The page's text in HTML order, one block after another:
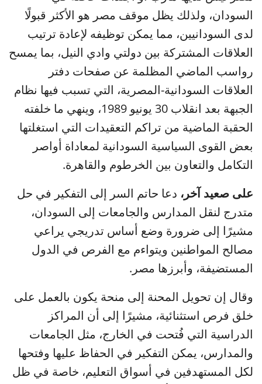
السودان، ولذلك يظل موقف مصر هو الأكثر قبولًا
لدى السودانيين، مما يمكن توظيفه لإعادة ترتيب
العلاقات المشتركة بين دولتي وادي النيل، بما يمسح
رواسب الماضي المظلمة عن صفحات دفتر
العلاقات السودانية-المصرية، التي تسبب فيها نظام
الجبهة بعد انقلاب 30 يونيو 1989، وينهي ما خلفته
الحقبة الماضية من تراكم التعقيدات التي استغلتها
بعض القوى السياسية السودانية لمعاداة أواصر
التكامل والتعاون بين الخرطوم والقاهرة.
على صعيد آخر، دعا حاتم السر إلى التفكير في حل
متدرج لنقل المدارس والجامعات إلى السودان،
مشيرًا إلى ضرورة وضع أساس تدريجي يراعي
مصالح المواطنين ويتواءم مع الفرص في الدول
المستضيفة، وأبرزها مصر.
وقال إن تحويل المحنة إلى منحة يكون بالعمل على
خلق فرص استثنائية، مشيرًا إلى أن المراكز
الدراسية التي فُتحت في الخارج، مثل الجامعات
والمدارس، يمكن التفكير في الحفاظ عليها وفتحها
لكل المستهدفين في أسواق التعليم، خاصة في ظل